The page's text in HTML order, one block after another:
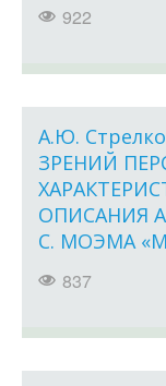
922
А.Ю.
ЗРЕНИЙ
ОПИСАНИЯ
С. МОЭМА
837